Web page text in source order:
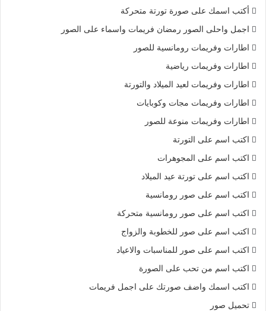
أكتب اسمك على صورة تورتة متحركة
اجمل واحلى الصور رمضان فريمات واسماء على الصور
اطارات وفريمات رومانسية للصور
اطارات وفريمات رياضية
اطارات وفريمات لعيد الميلاد والتورتة
اطارات وفريمات مجات وكوبايات
اطارات وفريمات منوعة للصور
اكتب اسم على التورتة
اكتب اسم على المجوهرات
اكتب اسم على تورتة عيد الميلاد
اكتب اسم على صور رومانسية
اكتب اسم على صور رومانسية متحركة
اكتب اسم على صور للخطوبة والزواج
اكتب اسم على صور للمناسبات والاعياد
اكتب اسم من تحب على الصورة
اكتب اسمك واضف صورتك على اجمل فريمات
تحميل صور